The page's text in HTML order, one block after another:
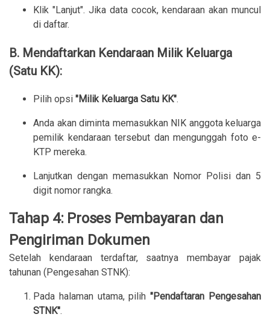
Klik "Lanjut". Jika data cocok, kendaraan akan muncul
di daftar.
B. Mendaftarkan Kendaraan Milik Keluarga
(Satu KK):
Pilih opsi "Milik Keluarga Satu KK".
Anda akan diminta memasukkan NIK anggota keluarga
pemilik kendaraan tersebut dan mengunggah foto e-
KTP mereka.
Lanjutkan dengan memasukkan Nomor Polisi dan 5
digit nomor rangka.
Tahap 4: Proses Pembayaran dan
Pengiriman Dokumen
Setelah kendaraan terdaftar, saatnya membayar pajak
tahunan (Pengesahan STNK):
Pada halaman utama, pilih"Pendaftaran Pengesahan
STNK".